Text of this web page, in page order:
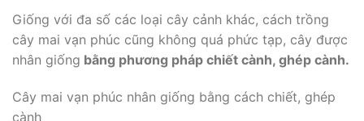
Giống với đa số các loại cây cảnh khác, cách trồng
cây mai vạn phúc cũng không quá phức tạp, cây được
nhân giống bằng phương pháp chiết cành, ghép cành.
Cây mai vạn phúc nhân giống bằng cách chiết, ghép
cành